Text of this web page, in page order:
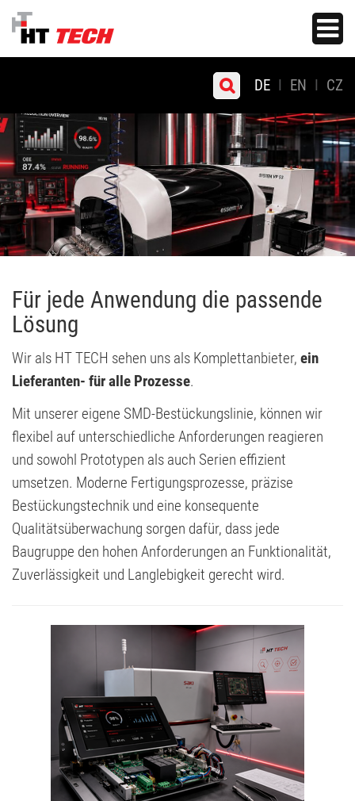
Zum
Hauptinhalt
springen
Toggle
DE EN CZ
Für jede Anwendung die passende
Lösung
Wir als HT TECH sehen uns als Komplettanbieter, ein
Lieferanten- für alle Prozesse.
Mit unserer eigene SMD-Bestückungslinie, können wir
flexibel auf unterschiedliche Anforderungen reagieren
und sowohl Prototypen als auch Serien effizient
umsetzen. Moderne Fertigungsprozesse, präzise
Bestückungstechnik und eine konsequente
Qualitätsüberwachung sorgen dafür, dass jede
Baugruppe den hohen Anforderungen an Funktionalität,
Zuverlässigkeit und Langlebigkeit gerecht wird.